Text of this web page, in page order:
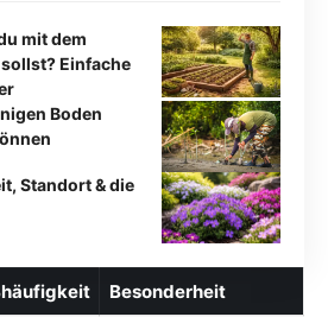
mit dem
Einfache
Boden
Standort & die
Besonderheit